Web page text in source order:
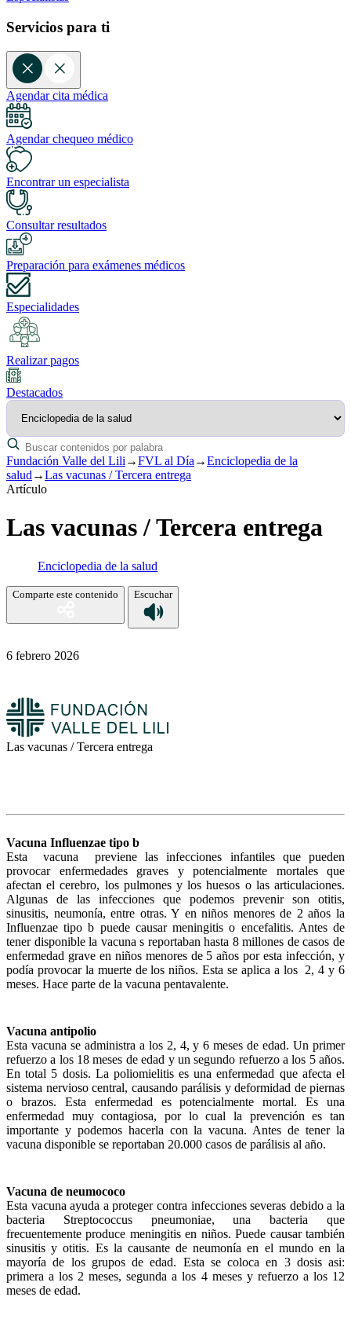
Servicios para ti
Agendar cita médica
Agendar chequeo médico
Encontrar un especialista
Consultar resultados
Preparación para exámenes médicos
Especialidades
Realizar pagos
Destacados
Fundación Valle del Lili →FVL al Día →Enciclopedia de la
salud →Las vacunas / Tercera entrega
Artículo
Las vacunas / Tercera entrega
Enciclopedia de la salud
Comparte este contenido Escuchar
6 febrero 2026
Las vacunas / Tercera entrega
Vacuna Influenzae tipo b
Esta vacuna previene las infecciones infantiles que pueden
provocar enfermedades graves y potencialmente mortales que
afectan el cerebro, los pulmones y los huesos o las articulaciones.
Algunas de las infecciones que podemos prevenir son otitis,
sinusitis, neumonía, entre otras. Y en niños menores de 2 años la
Influenzae tipo b puede causar meningitis o encefalitis. Antes de
tener disponible la vacuna s reportaban hasta 8 millones de casos de
enfermedad grave en niños menores de 5 años por esta infección, y
podía provocar la muerte de los niños. Esta se aplica a los 2, 4 y 6
meses. Hace parte de la vacuna pentavalente.
Vacuna antipolio
Esta vacuna se administra a los 2, 4, y 6 meses de edad. Un primer
refuerzo a los 18 meses de edad y un segundo refuerzo a los 5 años.
En total 5 dosis. La poliomielitis es una enfermedad que afecta el
sistema nervioso central, causando parálisis y deformidad de piernas
o brazos. Esta enfermedad es potencialmente mortal. Es una
enfermedad muy contagiosa, por lo cual la prevención es tan
importante y podemos hacerla con la vacuna. Antes de tener la
vacuna disponible se reportaban 20.000 casos de parálisis al año.
Vacuna de neumococo
Esta vacuna ayuda a proteger contra infecciones severas debido a la
bacteria Streptococcus pneumoniae, una bacteria que
frecuentemente produce meningitis en niños. Puede causar también
sinusitis y otitis. Es la causante de neumonía en el mundo en la
mayoría de los grupos de edad. Esta se coloca en 3 dosis asi:
primera a los 2 meses, segunda a los 4 meses y refuerzo a los 12
meses de edad.